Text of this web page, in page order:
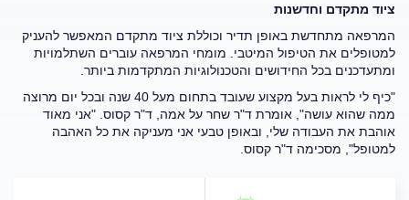
ציוד מתקדם וחדשנות
המרפאה מתחדשת באופן תדיר וכוללת ציוד מתקדם המאפשר להעניק
למטופלים את הטיפול המיטבי. מומחי המרפאה עוברים השתלמויות
ומתעדכנים בכל החידושים והטכנולוגיות המתקדמות ביותר.
"כיף לי לראות בעל מקצוע שעובד בתחום מעל 40 שנה ובכל יום מרוצה
ממה שהוא עושה", אומרת ד"ר שחר על אמה, ד"ר קסוס. "אני מאוד
אוהבת את העבודה שלי, ובאופן טבעי אני מעניקה את כל האהבה
למטופל", מסכימה ד"ר קסוס.